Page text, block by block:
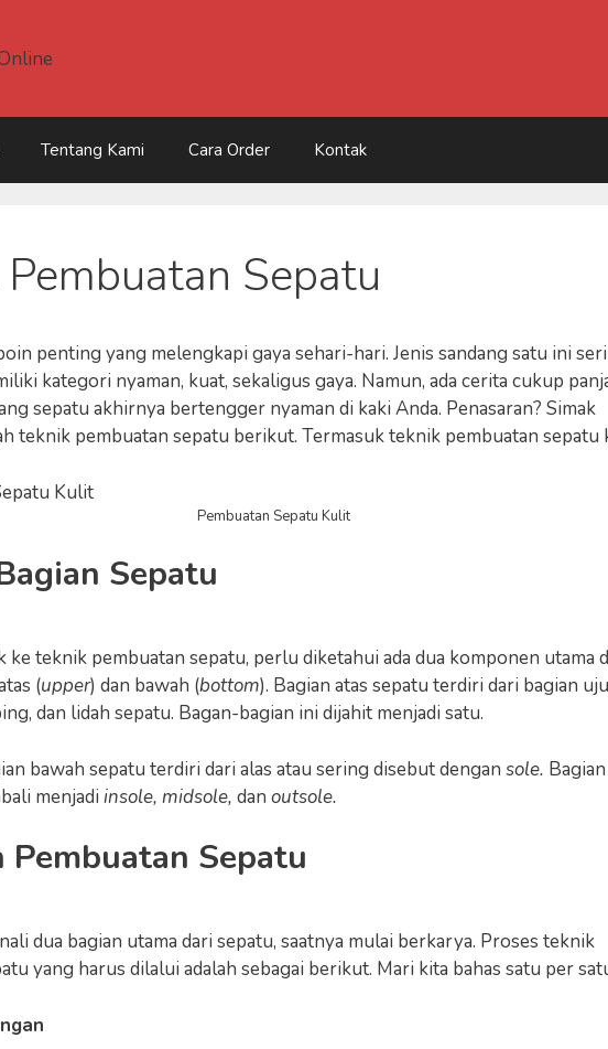
Tentang Kami Cara Order Kontak
Sepatu
penting yang melengkapi gaya sehari-hari. Jenis sandang satu ini
kategori nyaman, kuat, sekaligus gaya. Namun, ada cerita cukup
sepatu akhirnya bertengger nyaman di kaki Anda. Penasaran? Simak
teknik pembuatan sepatu berikut. Termasuk teknik pembuatan sepatu
Pembuatan Sepatu Kulit
Sepatu
ke teknik pembuatan sepatu, perlu diketahui ada dua komponen utama
(upper) dan bawah (bottom). Bagian atas sepatu terdiri dari bagian
dan lidah sepatu. Bagan-bagian ini dijahit menjadi satu.
bawah sepatu terdiri dari alas atau sering disebut dengan sole. Bagian
menjadi insole, midsole, dan outsole.
Pembuatan Sepatu
dua bagian utama dari sepatu, saatnya mulai berkarya. Proses teknik
yang harus dilalui adalah sebagai berikut. Mari kita bahas satu per